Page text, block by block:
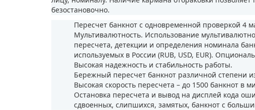
безостановочно.
Пересчет банкнот с одновременной проверкой 4
Мультивалютность. Использование
пересчета, детекции и определения номинала
используемых в России (RUB, USD, EUR).
Высокая надежность и стабильность работы.
Бережный пересчет банкнот различной степени
Высокая скорость пересчета – до 1500 банкнот в
Остановка пересчета и вывод на дисплей кода
сдвоенных, слипшихся, замятых, банкнот с